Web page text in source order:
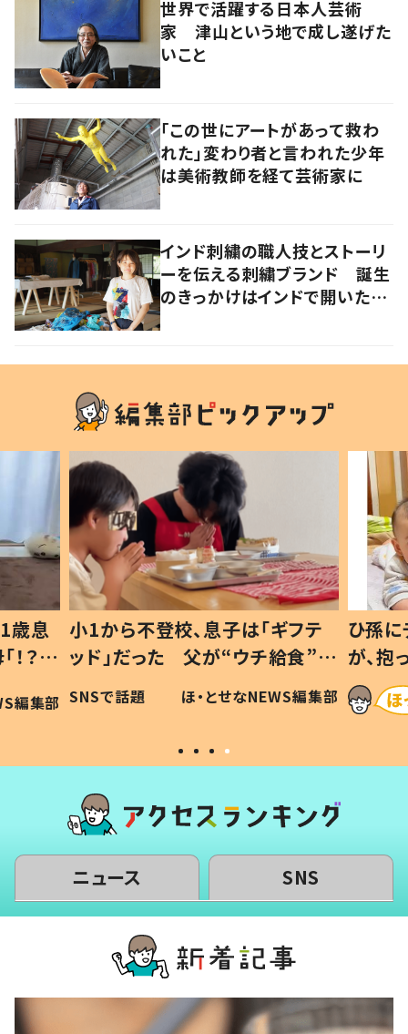
世界で活躍する日本人芸術
家 津山という地で成し遂げた
いこと
「この世にアートがあって救わ
れた」変わり者と言われた少年
は美術教師を経て芸術家に
インド刺繍の職人技とストーリ
ーを伝える刺繍ブランド 誕生
のきっかけはインドで開いたフ
歳息
？」
編集部
小1から不登校、息子は「ギフテ
ッド」だった 父が“ウチ給食”を
作り続ける理由とは #令和の親
#令和の子
SNSで話題 ほ・とせなNEWS編集部
ひ孫
が、
「涙が
い」
ニュース SNS